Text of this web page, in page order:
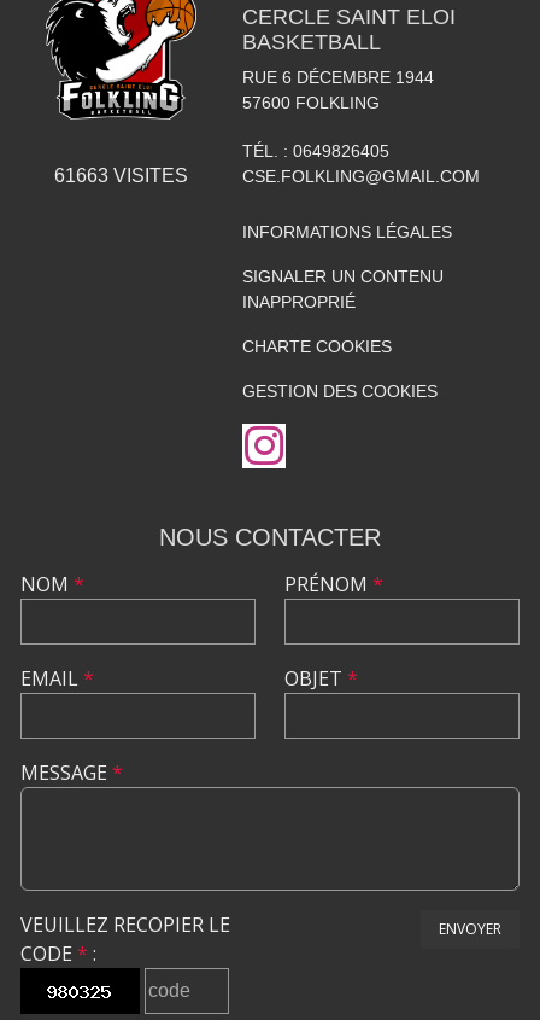
61663VISITES
CERCLE SAINT ELOI
BASKETBALL
RUE 6 DÉCEMBRE 1944
57600 FOLKLING
TÉL. : 0649826405
CSE.FOLKLING@GMAIL.COM
INFORMATIONS LÉGALES
SIGNALER UN CONTENU
INAPPROPRIÉ
CHARTE COOKIES
GESTION DES COOKIES
NOUS CONTACTER
NOM *
EMAIL*
PRÉNOM *
OBJET *
MESSAGE *
VEUILLEZ RECOPIER LE
CODE * :
ENVOYER